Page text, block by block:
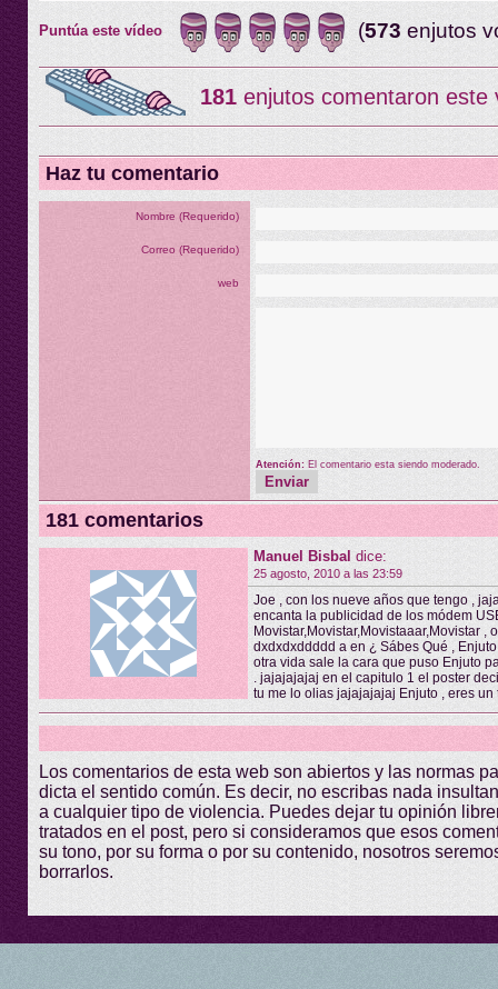
Puntúa este vídeo (573 enjutos
181 enjutos comentaron este
Haz tu comentario
Nombre (Requerido)
Correo (Requerido)
web
Atención: El comentario esta siendo moderado.
181 comentarios
Manuel Bisbal dice:
25 agosto, 2010 a las 23:59
Joe , con los nueve años que tengo ,
encanta la publicidad de los módem
Movistar,Movistar,Movistaaar,Movistar ,
dxdxdxddddd a en ¿ Sábes Qué ,
otra vida sale la cara que puso Enjuto
. jajajajajaj en el capitulo 1 el poster
tu me lo olias jajajajajaj Enjuto , eres un
Los comentarios de esta web son abiertos y las normas
dicta el sentido común. Es decir, no escribas nada
a cualquier tipo de violencia. Puedes dejar tu opinión
tratados en el post, pero si consideramos que esos
su tono, por su forma o por su contenido, nosotros
borrarlos.